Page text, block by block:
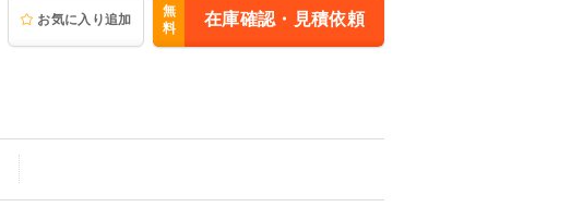
お気に入り追加
無
料
在庫確認・見積依頼